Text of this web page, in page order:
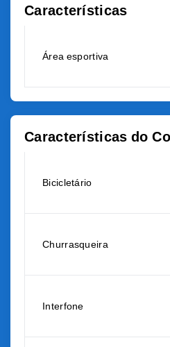
Características
Área esportiva
Características do
Bicicletário
Churrasqueira
Interfone